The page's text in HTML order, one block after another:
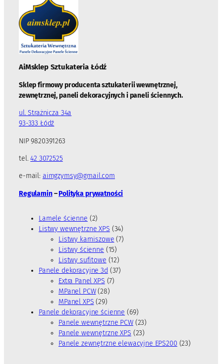
AiMsklep Sztukateria Łódź
Sklep firmowy producenta sztukaterii wewnętrznej,
zewnętrznej, paneli dekoracyjnych i paneli ściennych.
ul. Strażnicza 34a
93-333 Łódź
NIP 9820391263
tel.42 3072525
e-mail: aimgzymsy@gmail.com
Regulamin–Polityka prywatności
Lamele ścienne 22
p
r
o
d
u
k
t
y
Listwy wewnętrzne XPS 343
4
t
y
Listwy karniszowe 77
t
ó
w
Listwy ścienne 151
5
p
u
k
t
ó
Listwy sufitowe 121
2
d
u
k
t
Panele dekoracyjne 3d 373
o
d
u
k
Extra Panel XPS 77
o
d
u
k
MPanel PCW 282
8
p
r
o
d
MPanel XPS 292
9
p
r
o
Panele dekoracyjne ścienne 696
9
p
r
Panele wewnętrzne PCW 232
3
p
Panele wewnętrzne XPS 232
3
Panele zewnętrzne elewacyjne EPS200 232